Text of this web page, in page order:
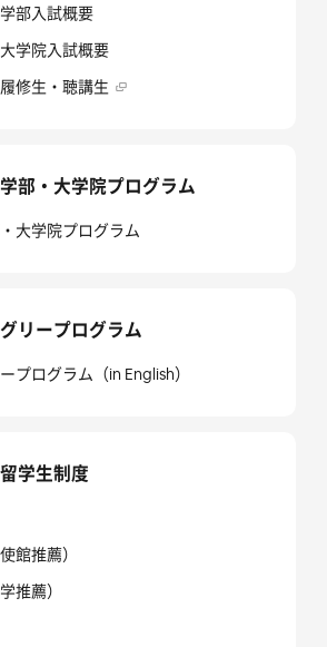
部入試概要
学院入試概要
修生・聴講生
部・大学院プログラム
大学院プログラム
リープログラム
プログラム（in English）
学生制度
館推薦）
推薦）